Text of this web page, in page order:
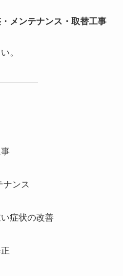
メンテナンス・取替工事
。
ナンス
症状の改善